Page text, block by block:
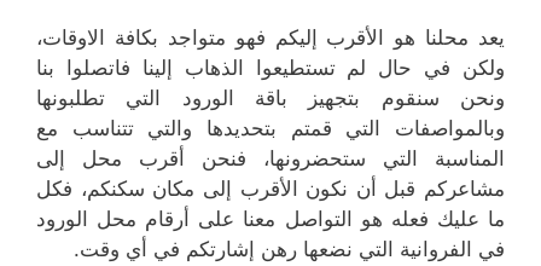
يعد محلنا هو الأقرب إليكم فهو متواجد بكافة الاوقات،
ولكن في حال لم تستطيعوا الذهاب إلينا فاتصلوا بنا
ونحن سنقوم بتجهيز باقة الورود التي تطلبونها
وبالمواصفات التي قمتم بتحديدها والتي تتناسب مع
المناسبة التي ستحضرونها، فنحن أقرب محل إلى
مشاعركم قبل أن نكون الأقرب إلى مكان سكنكم، فكل
ما عليك فعله هو التواصل معنا على أرقام محل الورود
في الفروانية التي نضعها رهن إشارتكم في أي وقت.